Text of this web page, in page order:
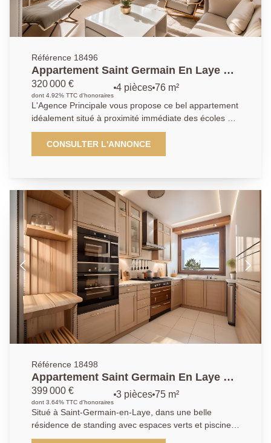
Référence 18496
Appartement Saint Germain En Laye 4
pièces 75 m2
320 000 €
dont 4.92% TTC d'honoraires
4 pièces 76 m²
L'Agence Principale vous propose ce bel appartement
idéalement situé à proximité immédiate des écoles et
des commerces, et à seulement 7 minutes à pied du
T13. Au dernier étage d'une copropriété bien
entretenue, découvrez cet appartement traversant de
balcon exposé plein sud, d'une cuisine indépendante
entièrement aménagée et équipée, ainsi que d'un
couloir desservant des WC séparés, une salle de
bains, un dressing et deux chambres dont une avec
balcon (possibilité 3 chambres). Une cave et une
place de parking complètent ce bien. *Photos générée
par une IA AP : 01.39.04.09.09
CONSULTER L'ANNONCE
Référence 18498
Appartement Saint Germain En Laye 3
pièces -75m²
399 000 €
dont 3.64% TTC d'honoraires
3 pièces 75 m²
Situé à Saint-Germain-en-Laye, dans une belle
résidence de standing avec espaces verts et piscine,
dans le quartier du Lycée International, cet